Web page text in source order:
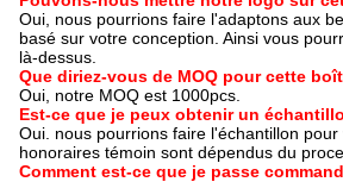
Oui, nous pourrions faire l'adaptons aux
basé sur votre conception. Ainsi vous
là-dessus.
Que diriez-vous de MOQ pour cette
Oui, notre MOQ est 1000pcs.
Est-ce que je peux obtenir un
Oui. nous pourrions faire l'échantillon
honoraires témoin sont dépendus du
Comment est-ce que je passe